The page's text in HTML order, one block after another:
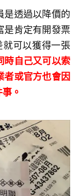
是透過以降價的
是肯定有開發票
就可以獲得一張
時自己又可以索
者或官方也會因
。